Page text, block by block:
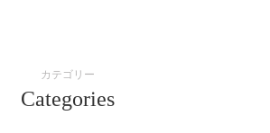
カテゴリー
Categories